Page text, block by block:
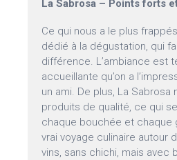
La Sabrosa – Points forts
Ce qui nous a le plus
dédié à la dégustation, qui
différence. L’ambiance est
accueillante qu’on a
un ami. De plus, La Sabrosa
produits de qualité, ce qui
chaque bouchée et chaque
vrai voyage culinaire autour
vins, sans chichi, mais avec